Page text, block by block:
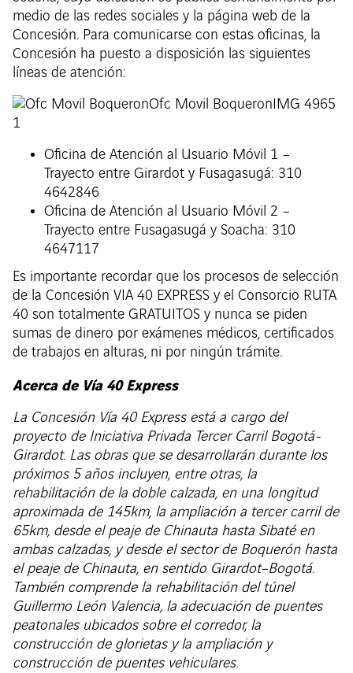
medio de las redes sociales y la página web de la
Concesión. Para comunicarse con estas oficinas, la
Concesión ha puesto a disposición las siguientes
líneas de atención:
Oficina de Atención al Usuario Móvil 1 –
Trayecto entre Girardot y Fusagasugá: 310
4642846
Oficina de Atención al Usuario Móvil 2 –
Trayecto entre Fusagasugá y Soacha: 310
4647117
Es importante recordar que los procesos de selección
de la Concesión VIA 40 EXPRESS y el Consorcio RUTA
40 son totalmente GRATUITOS y nunca se piden
sumas de dinero por exámenes médicos, certificados
de trabajos en alturas, ni por ningún trámite.
Acerca de Vía 40 Express
La Concesión Vía 40 Express está a cargo del
proyecto de Iniciativa Privada Tercer Carril Bogotá-
Girardot. Las obras que se desarrollarán durante los
próximos 5 años incluyen, entre otras, la
rehabilitación de la doble calzada, en una longitud
aproximada de 145km, la ampliación a tercer carril de
65km, desde el peaje de Chinauta hasta Sibaté en
ambas calzadas, y desde el sector de Boquerón hasta
el peaje de Chinauta, en sentido Girardot–Bogotá.
También comprende la rehabilitación del túnel
Guillermo León Valencia, la adecuación de puentes
peatonales ubicados sobre el corredor, la
construcción de glorietas y la ampliación y
construcción de puentes vehiculares.